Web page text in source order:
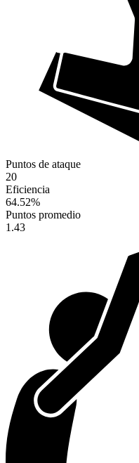
Puntos de ataque
20
Eficiencia
64.52%
Puntos promedio
1.43